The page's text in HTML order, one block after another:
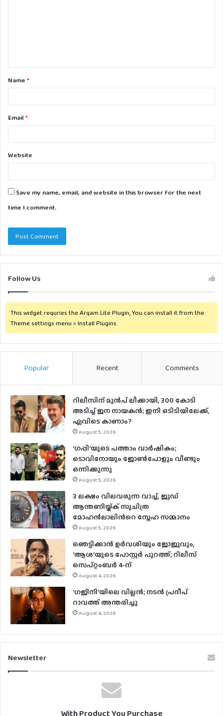
t
*Name *
Email *
Website
Save my name, email, and website in this browser for the next
time I comment.
Follow Us
This widget requries the Arqam Lite Plugin, You can install it from the
Theme settings menu > Install Plugins.
Popular Recent Comments
റിലീസിന് മുൻപ് ലീക്കായി, 300 കോടി
അടിച്ച് ജന നായകൻ; ഇനി ഒടിടിയിലേക്ക്,
എവിടെ കാണാം?
August 5, 2026
‘ഗപ്പി‘യുടെ പത്താം വാർഷികം;
ടൊവിനോയും ജോൺപോളും വീണ്ടും
ഒന്നിക്കുന്നു
August 5, 2026
3 ലക്ഷം വിലവരുന്ന വാച്ച്, ജൂഡ്
ആന്തണിയ്ക്ക് സുചിത്ര
മോഹൻലാലിൻറെ സ്നേഹ സമ്മാനം
August 5, 2026
ഞെട്ടിക്കാൻ ഉർവശിയും ജോജുവും,
‘ആശ’യുടെ പോസ്റ്റർ പുറത്ത്; റിലീസ്
സെപ്റ്റംബർ 4-ന്
August 4, 2026
‘ഗജിനി’യിലെ വില്ലൻ; നടൻ പ്രദീപ്
റാവത്ത് അന്തരിച്ചു
August 4, 2026
Newsletter
With Product You Purchase